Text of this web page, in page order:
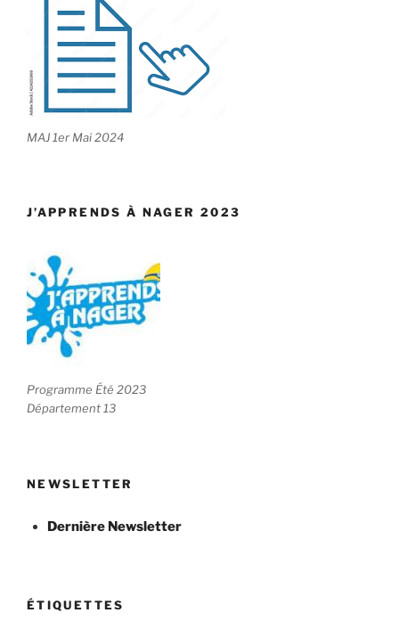
MAJ 1er Mai 2024
J’APPRENDS À NAGER 2023
Programme Été 2023
Département 13
NEWSLETTER
Dernière Newsletter
ÉTIQUETTES